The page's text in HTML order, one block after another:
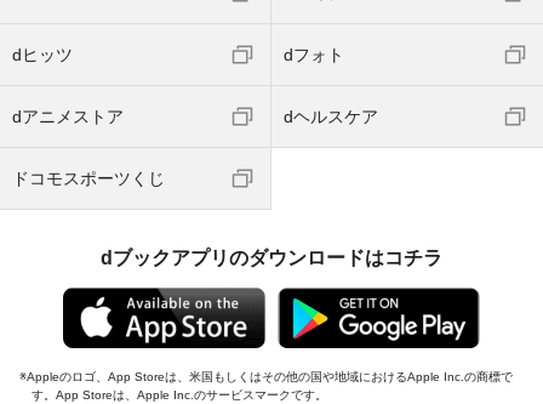
dヒッツ dフォト
dアニメストア dヘルスケア
ドコモスポーツくじ
dブックアプリのダウンロードはコチラ
Appleのロゴ、App Storeは、米国もしくはその他の国や地域におけるApple Inc.の商標で
す。App Storeは、Apple Inc.のサービスマークです。